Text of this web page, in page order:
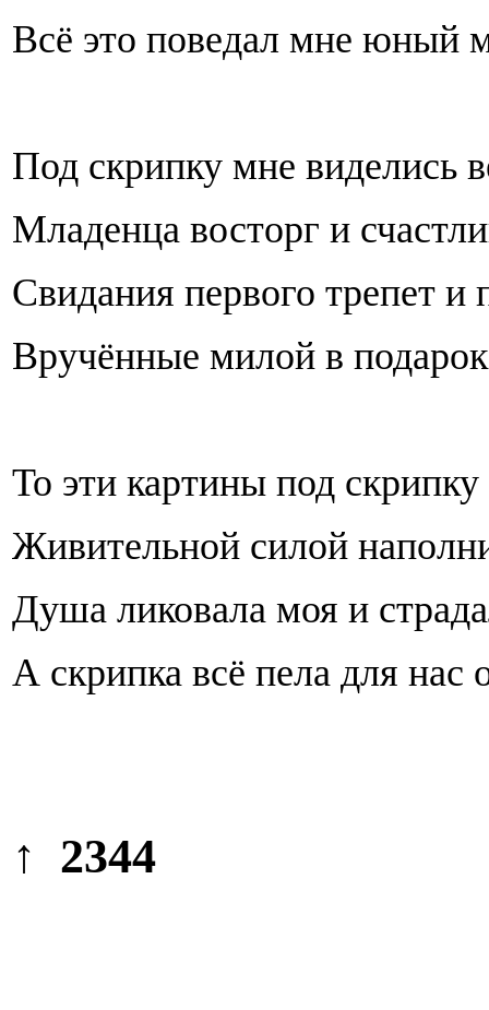
Всё это поведал мне юный
Под скрипку мне виделись
Младенца восторг и
Свидания первого трепет и
Вручённые милой в
То эти картины под скрипку
Живительной силой
Душа ликовала моя и
А скрипка всё пела для нас
↑ 2344